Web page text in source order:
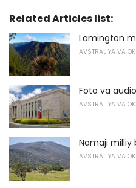
Related Articles list:
Lamington
AVSTRALIYA VA
Foto va
AVSTRALIYA VA
Namaji milliy
AVSTRALIYA VA